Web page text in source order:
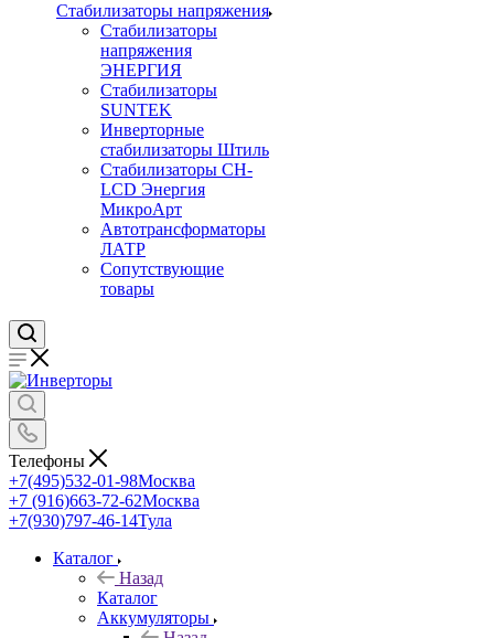
Стабилизаторы напряжения
Стабилизаторы
напряжения
ЭНЕРГИЯ
Стабилизаторы
SUNTEK
Инверторные
стабилизаторы Штиль
Стабилизаторы СН-
LCD Энepгия
МикроАрт
Автотрансформаторы
ЛАТР
Сопутствующие
товары
Телефоны
+7(495)532-01-98Москва
+7 (916)663-72-62Москва
+7(930)797-46-14Тула
Каталог
Назад
Каталог
Аккумуляторы